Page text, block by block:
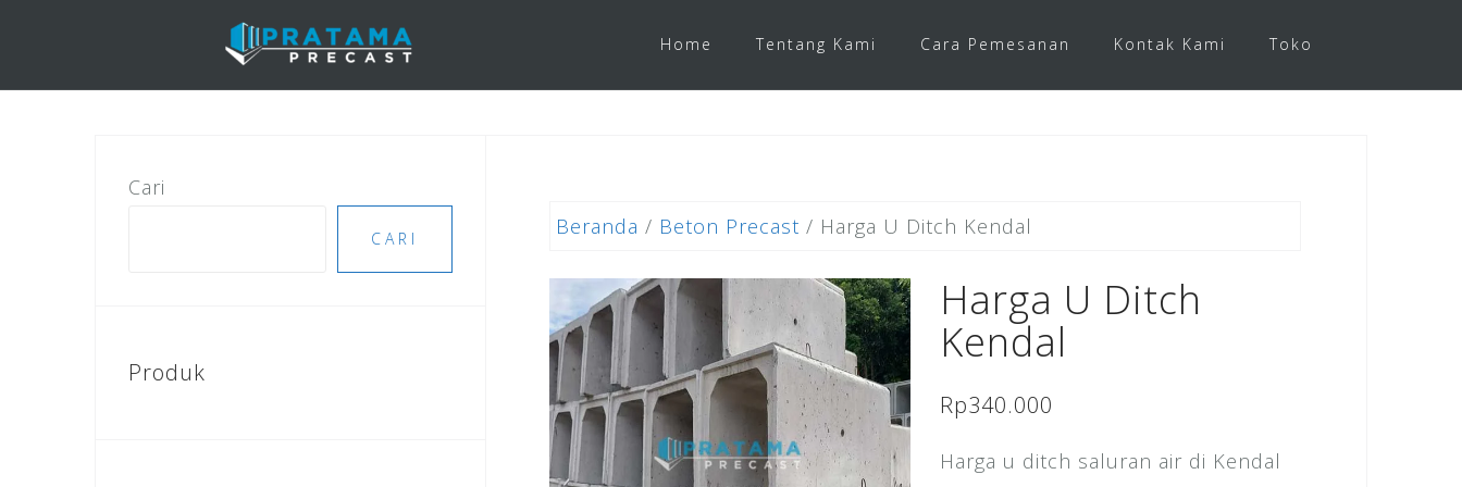
content
Home Tentang Kami Cara Pemesanan Kontak Kami Toko
Beranda / Beton Precast / Harga U Ditch Kendal
Harga U Ditch
Kendal
Rp340.000
Harga u ditch saluran air di Kendal
Cari
CARI
Produk